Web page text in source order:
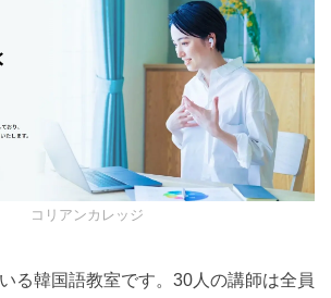
コリアンカレッジ
る韓国語教室です。30人の講師は全員